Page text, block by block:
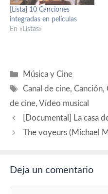
[Lista] 10 Canciones
integradas en películas
En «Listas»
Categorías
Música y Cine
Etiquetas
Canal de cine,Canción,
de cine, Vídeo musical
[Documental] La casa
The voyeurs (Michael
Deja un comentario